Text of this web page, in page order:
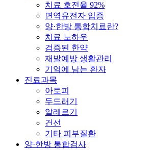
치료 호전율 92%
면역유전자 입증
양·한방 통합치료란?
치료 노하우
검증된 한약
재발예방 생활관리
기억에 남는 환자
진료과목
아토피
두드러기
알레르기
건선
기타 피부질환
양·한방 통합검사